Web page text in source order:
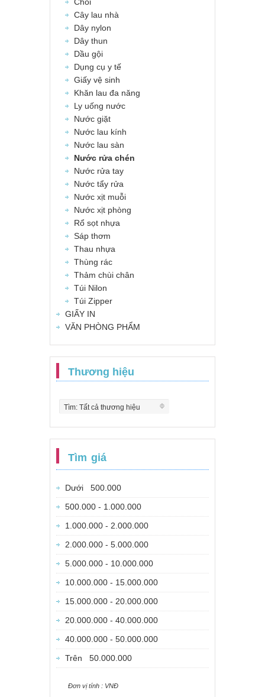
Cây lau nhà
Dây nylon
Dây thun
Dầu gội
Dụng cụ y tế
Giấy vệ sinh
Khăn lau đa năng
Ly uống nước
Nước giặt
Nước lau kính
Nước lau sàn
Nước rửa chén
Nước rửa tay
Nước tẩy rửa
Nước xịt muỗi
Nước xịt phòng
Rổ sọt nhựa
Sáp thơm
Thau nhựa
Thùng rác
Thảm chùi chân
Túi Nilon
Túi Zipper
GIẤY IN
VĂN PHÒNG PHẨM
Thương hiệu
Tìm: Tất cả thương hiệu
Tìm giá
Dưới 500.000
500.000 - 1.000.000
1.000.000 - 2.000.000
2.000.000 - 5.000.000
5.000.000 - 10.000.000
10.000.000 - 15.000.000
15.000.000 - 20.000.000
20.000.000 - 40.000.000
40.000.000 - 50.000.000
Trên 50.000.000
Ðơn vị tính : VNÐ